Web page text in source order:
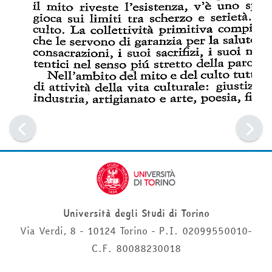
Università degli Studi di Torino
Via Verdi, 8 - 10124 Torino - P.I. 02099550010-
C.F. 80088230018